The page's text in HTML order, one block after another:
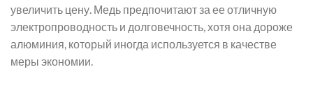
увеличить цену. Медь предпочитают за ее отличную
электропроводность и долговечность, хотя она дороже
алюминия, который иногда используется в качестве
меры экономии.